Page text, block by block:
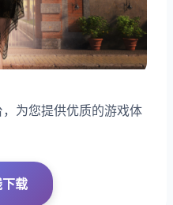
为您提供优质的游戏体
载